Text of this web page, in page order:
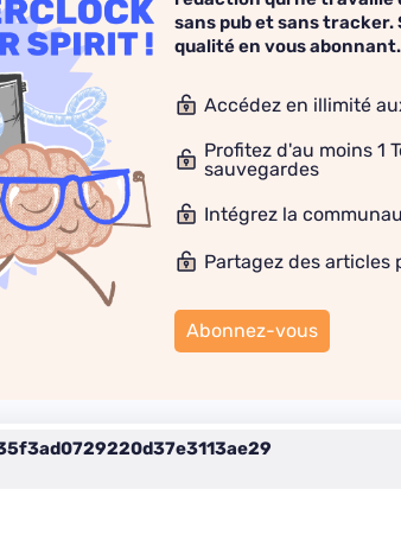
sans pub et sans
qualité en vous abonnant.
Accédez en illimité
Profitez d'au moins 1
sauvegardes
Intégrez la
Partagez des articles
Abonnez-vous